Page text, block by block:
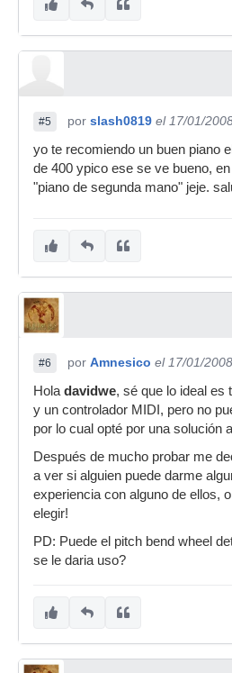
#5 por slash0819 el 17/01/
yo te recomiendo un buen piano
de 400 ypico ese se ve bueno,
"piano de segunda mano" jeje.
#6 por Amnesico el 17/01/2008
Hola davidwe, sé que lo ideal es
y un controlador MIDI, pero no
por lo cual opté por una solución
Después de mucho probar me
a ver si alguien puede darme
experiencia con alguno de ellos,
elegir!
PD: Puede el pitch bend wheel
se le daria uso?